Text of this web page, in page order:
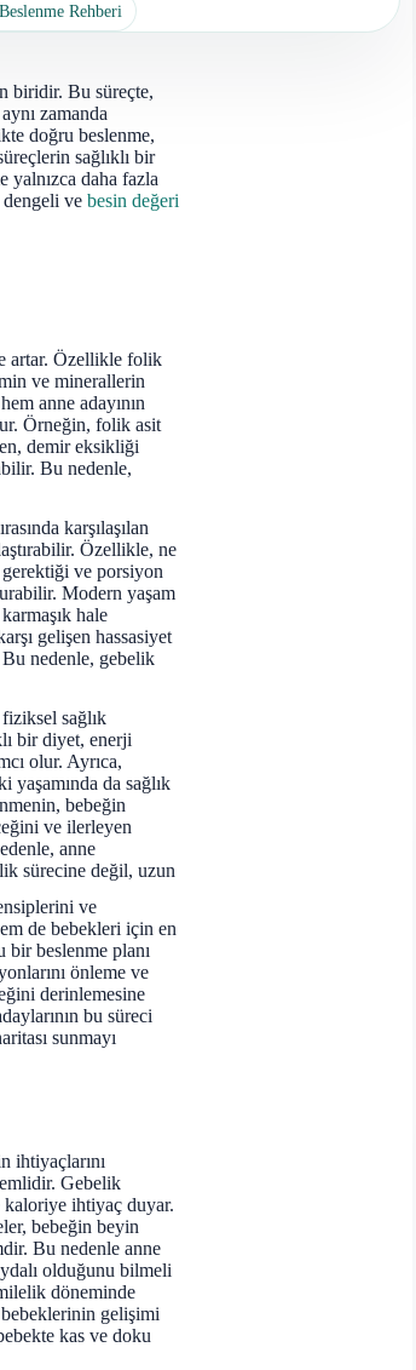
Rehberi
biridir. Bu süreçte,
zamanda
doğru beslenme,
sağlıklı bir
yalnızca daha fazla
dengeli ve besin değeri
artar. Özellikle folik
ve minerallerin
anne adayının
Örneğin, folik asit
demir eksikliği
Bu nedenle,
karşılaşılan
Özellikle, ne
gerektiği ve porsiyon
Modern yaşam
hale
gelişen hassasiyet
nedenle, gebelik
sağlık
bir diyet, enerji
olur. Ayrıca,
da sağlık
bebeğin
ve ilerleyen
anne
sürecine değil, uzun
ve
de bebekleri için en
bir beslenme planı
önleme ve
derinlemesine
bu süreci
sunmayı
ihtiyaçlarını
Gebelik
kaloriye ihtiyaç duyar.
bebeğin beyin
Bu nedenle anne
olduğunu bilmeli
döneminde
bebeklerinin gelişimi
kas ve doku